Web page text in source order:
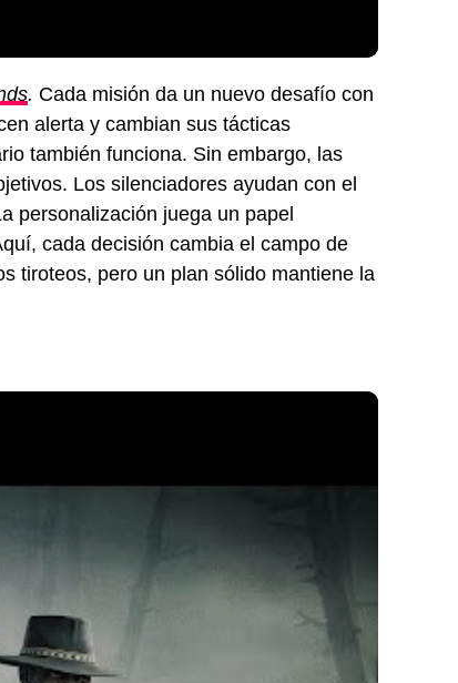
. Cada misión da un nuevo desafío con
alerta y cambian sus tácticas
también funciona. Sin embargo, las
Los silenciadores ayudan con el
personalización juega un papel
cada decisión cambia el campo de
tiroteos, pero un plan sólido mantiene la